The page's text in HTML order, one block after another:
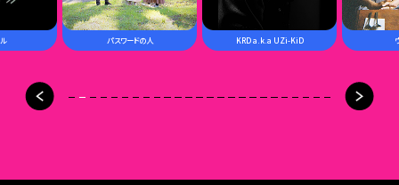
パスワードの人 KRD a.k.a UZi-KiD